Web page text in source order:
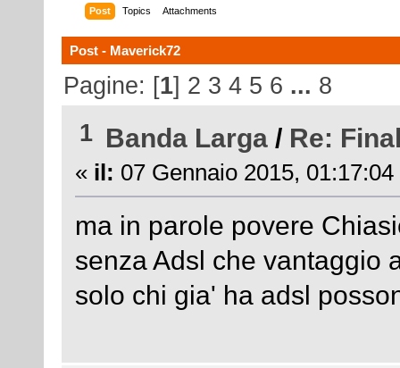
Post Topics Attachments
Post - Maverick72
Pagine: [1] 2 3 4 5 6 ... 8
1 Banda Larga / Re:
« il: 07 Gennaio 2015, 01:17:04
ma in parole povere
senza Adsl che vantaggio
solo chi gia' ha adsl